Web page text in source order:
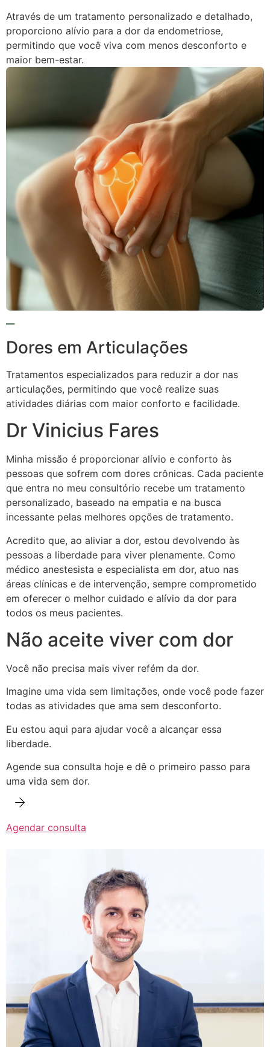
Através de um tratamento personalizado e detalhado,
proporciono alívio para a dor da endometriose,
permitindo que você viva com menos desconforto e
maior bem-estar.
Dores em Articulações
Tratamentos especializados para reduzir a dor nas
articulações, permitindo que você realize suas
atividades diárias com maior conforto e facilidade.
Dr Vinicius Fares
Minha missão é proporcionar alívio e conforto às
pessoas que sofrem com dores crônicas. Cada paciente
que entra no meu consultório recebe um tratamento
personalizado, baseado na empatia e na busca
incessante pelas melhores opções de tratamento.
Acredito que, ao aliviar a dor, estou devolvendo às
pessoas a liberdade para viver plenamente. Como
médico anestesista e especialista em dor, atuo nas
áreas clínicas e de intervenção, sempre comprometido
em oferecer o melhor cuidado e alívio da dor para
todos os meus pacientes.
Não aceite viver com dor
Você não precisa mais viver refém da dor.
Imagine uma vida sem limitações, onde você pode fazer
todas as atividades que ama sem desconforto.
Eu estou aqui para ajudar você a alcançar essa
liberdade.
Agende sua consulta hoje e dê o primeiro passo para
uma vida sem dor.
Agendar consulta